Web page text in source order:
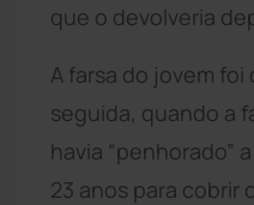
que o devolveria
A farsa do jovem
seguida, quando a
havia “penhorado”
23 anos para cobrir